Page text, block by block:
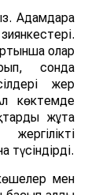
қоңызы
of NAN
жасай
күрт
Биолог
көбейіп
әлі